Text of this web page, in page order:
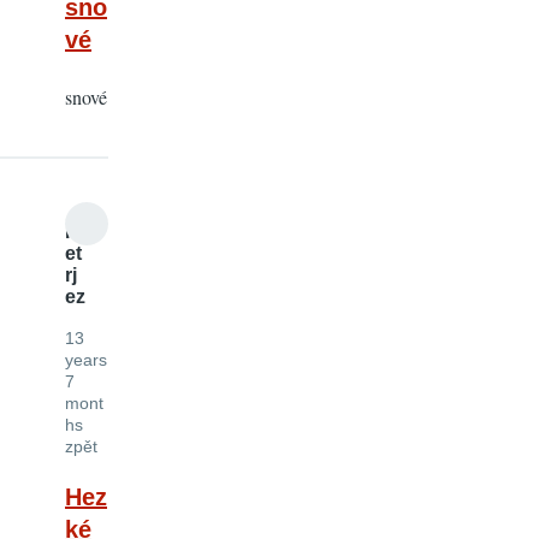
sno
vé
snové
P
et
rj
ez
13
years
7
mont
hs
zpět
Hez
ké